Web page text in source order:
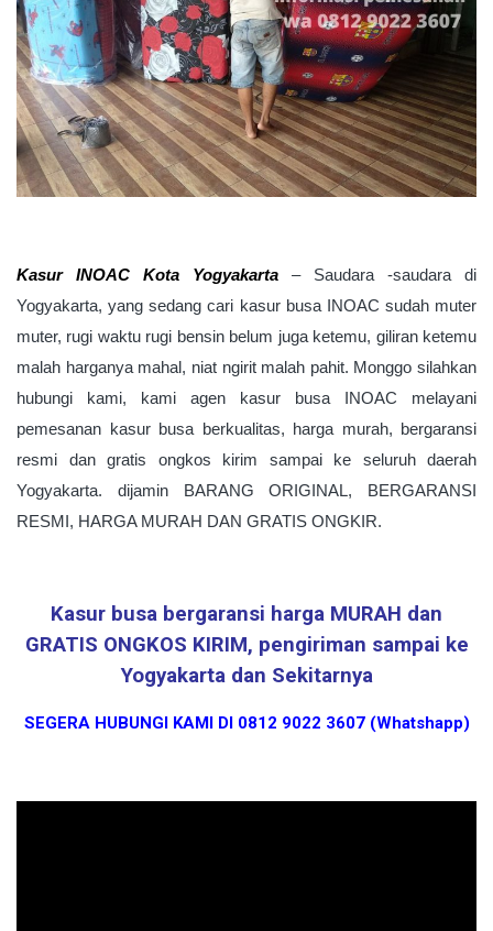
Kasur INOAC Kota Yogyakarta –Saudara -saudara di
Yogyakarta, yang sedang cari kasur busa INOAC sudah muter
muter, rugi waktu rugi bensin belum juga ketemu, giliran ketemu
malah harganya mahal, niat ngirit malah pahit. Monggo silahkan
hubungi kami, kami agen kasur busa INOAC melayani
pemesanan kasur busa berkualitas, harga murah, bergaransi
resmi dan gratis ongkos kirim sampai ke seluruh daerah
Yogyakarta. dijamin BARANG ORIGINAL, BERGARANSI
RESMI, HARGA MURAH DAN GRATIS ONGKIR.
Kasur busa bergaransi harga MURAH dan
GRATIS ONGKOS KIRIM, pengiriman sampai ke
Yogyakarta dan Sekitarnya
SEGERA HUBUNGI KAMI DI 0812 9022 3607 (Whatshapp)